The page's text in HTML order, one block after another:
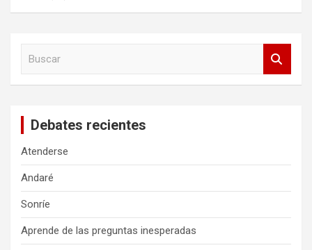
Debates recientes
Atenderse
Andaré
Sonríe
Aprende de las preguntas inesperadas